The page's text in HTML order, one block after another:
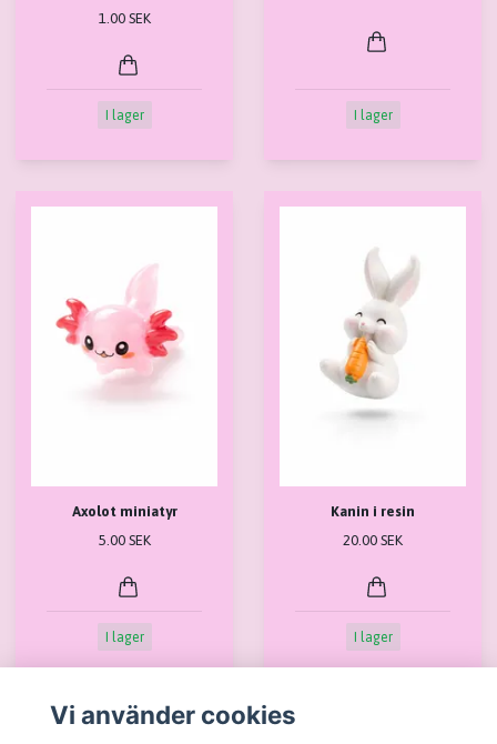
1.00 SEK
I lager I lager
Axolot miniatyr
5.00 SEK
I lager
Kanin i resin
20.00 SEK
I lager
Vi använder cookies